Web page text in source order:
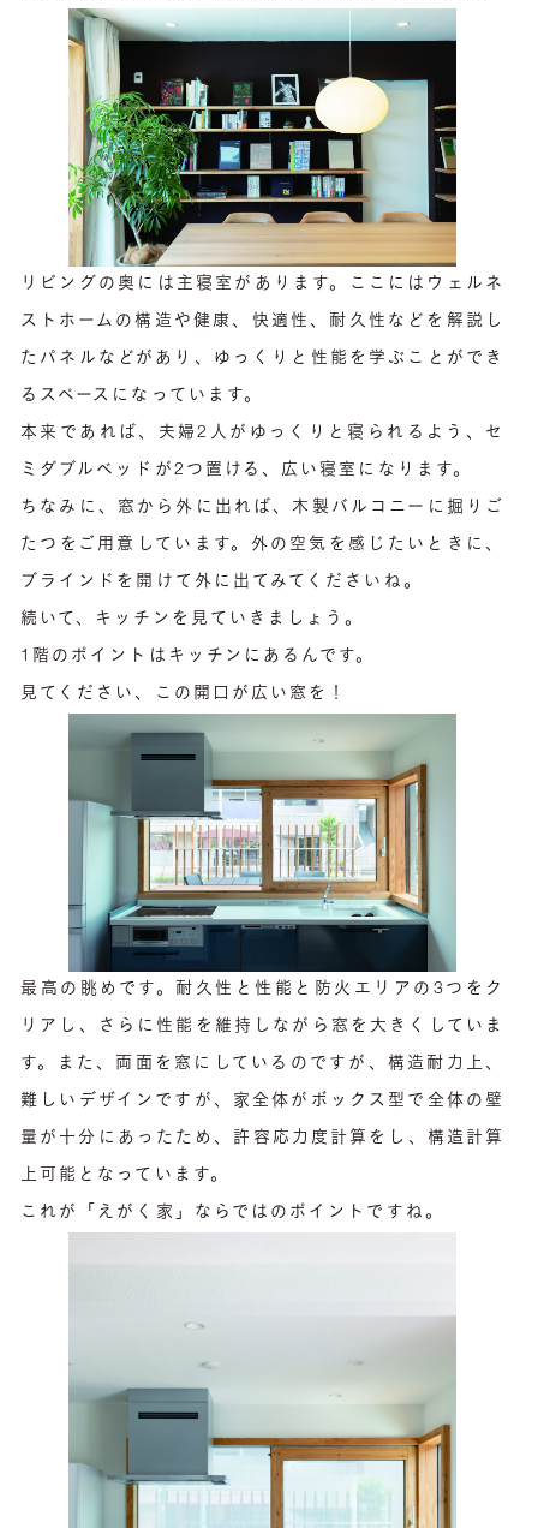
リビングの奥には主寝室があります。ここにはウェルネ
ストホームの構造や健康、快適性、耐久性などを解説し
たパネルなどがあり、ゆっくりと性能を学ぶことができ
るスペースになっています。
本来であれば、夫婦2人がゆっくりと寝られるよう、セ
ミダブルベッドが2つ置ける、広い寝室になります。
ちなみに、窓から外に出れば、木製バルコニーに掘りご
たつをご用意しています。外の空気を感じたいときに、
ブラインドを開けて外に出てみてくださいね。
続いて、キッチンを見ていきましょう。
1階のポイントはキッチンにあるんです。
見てください、この開口が広い窓を！
最高の眺めです。耐久性と性能と防火エリアの3つをク
リアし、さらに性能を維持しながら窓を大きくしていま
す。また、両面を窓にしているのですが、構造耐力上、
難しいデザインですが、家全体がボックス型で全体の壁
量が十分にあったため、許容応力度計算をし、構造計算
上可能となっています。
これが「えがく家」ならではのポイントですね。